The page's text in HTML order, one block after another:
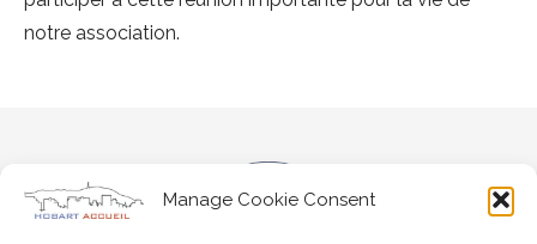
Manage Cookie Consent
notre association.